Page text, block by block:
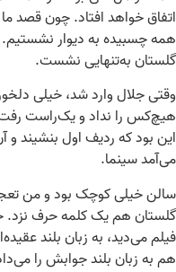
اتفاق خواهد افتاد. چون قصد
همه چسبیده به دیوار
گلستان به‌تنهایی نشست.
وقتی جلال وارد شد، خیلی
هیچ‌کس را نداد و یک‌راست
این بود که ردیف اول بنشیند و
می‌آمد سینما.
سالن خیلی کوچک بود و من
گلستان هم یک کلمه حرف نزد.
فیلم می‌دید، به زبان بلند
هم به زبان بلند جوابش را